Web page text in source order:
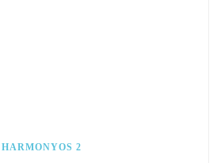
HARMONYOS 2